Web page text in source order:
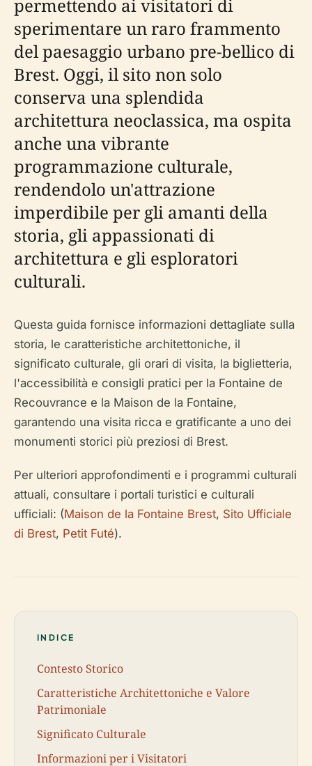
permettendo ai visitatori di
sperimentare un raro frammento
del paesaggio urbano pre-bellico di
Brest. Oggi, il sito non solo
conserva una splendida
architettura neoclassica, ma ospita
anche una vibrante
programmazione culturale,
rendendolo un'attrazione
imperdibile per gli amanti della
storia, gli appassionati di
architettura e gli esploratori
culturali.
Questa guida fornisce informazioni dettagliate sulla
storia, le caratteristiche architettoniche, il
significato culturale, gli orari di visita, la biglietteria,
l'accessibilità e consigli pratici per la Fontaine de
Recouvrance e la Maison de la Fontaine,
garantendo una visita ricca e gratificante a uno dei
monumenti storici più preziosi di Brest.
Per ulteriori approfondimenti e i programmi culturali
attuali, consultare i portali turistici e culturali
ufficiali: (Maison de la Fontaine Brest, Sito Ufficiale
di Brest, Petit Futé).
INDICE
Contesto Storico
Caratteristiche Architettoniche e Valore
Patrimoniale
Significato Culturale
Informazioni per i Visitatori